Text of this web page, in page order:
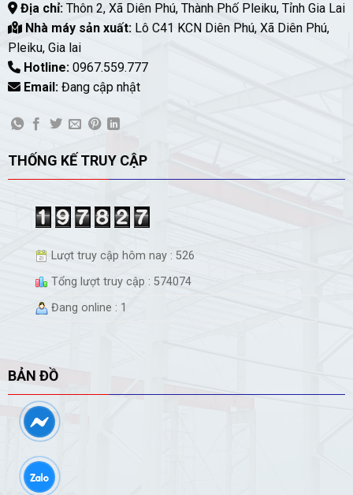
Địa chỉ:Thôn 2, Xã Diên Phú, Thành Phố Pleiku, Tỉnh Gia Lai
Nhà máy sản xuất:Lô C41 KCN Diên Phú, Xã Diên Phú,
Pleiku, Gia lai
Hotline:0967.559.777
Email:Đang cập nhật
THỐNG KẾ TRUY CẬP
Lượt truy cập hôm nay : 526
Tổng lượt truy cập : 574074
Đang online : 1
BẢN ĐỒ